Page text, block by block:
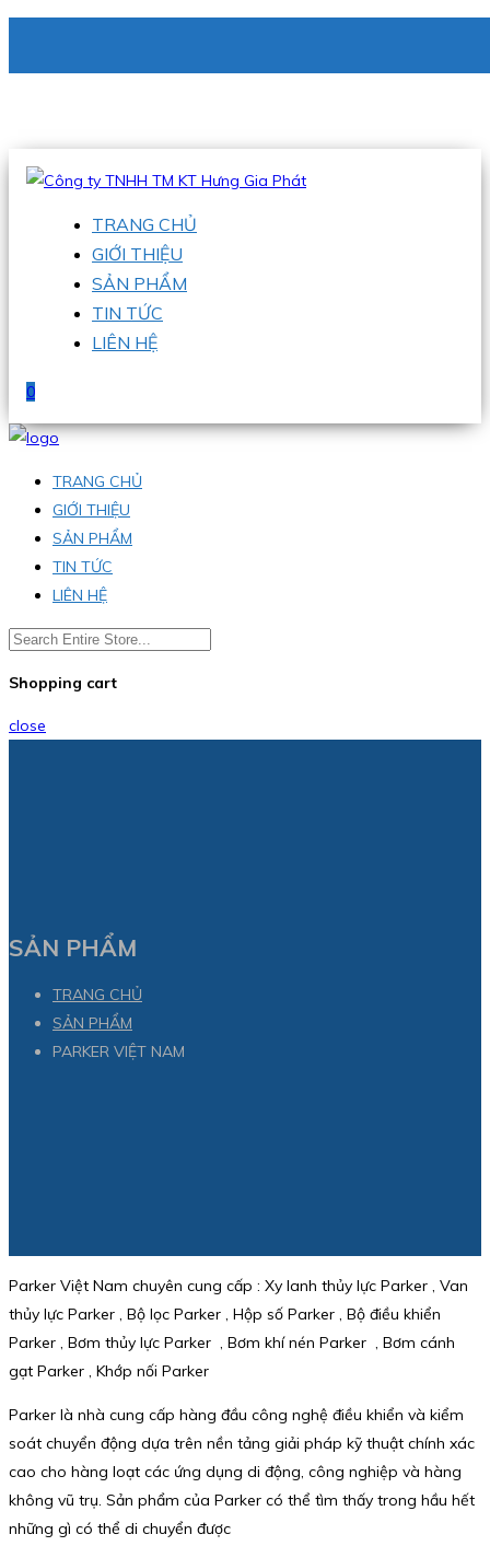
Hotline:0938 336 079
TRANG CHỦ
GIỚI THIỆU
SẢN PHẨM
TIN TỨC
LIÊN HỆ
0
TRANG CHỦ
GIỚI THIỆU
SẢN PHẨM
TIN TỨC
LIÊN HỆ
Shopping cart
close
SẢN PHẨM
TRANG CHỦ
SẢN PHẨM
PARKER VIỆT NAM
Parker Việt Nam chuyên cung cấp : Xy lanh thủy lực Parker , Van
thủy lực Parker , Bộ lọc Parker , Hộp số Parker , Bộ điều khiển
Parker , Bơm thủy lực Parker , Bơm khí nén Parker , Bơm cánh
gạt Parker , Khớp nối Parker
Parker là nhà cung cấp hàng đầu công nghệ điều khiển và kiểm
soát chuyển động dựa trên nền tảng giải pháp kỹ thuật chính xác
cao cho hàng loạt các ứng dụng di động, công nghiệp và hàng
không vũ trụ. Sản phẩm của Parker có thể tìm thấy trong hầu hết
những gì có thể di chuyển được